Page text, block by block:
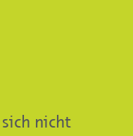
nicht